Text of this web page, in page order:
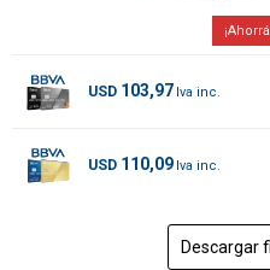
USD 103,97
USD 110,09
Descargar